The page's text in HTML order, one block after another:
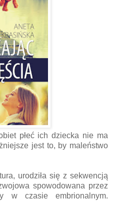
płeć ich dziecka nie ma
jest to, by maleństwo
urodziła się z sekwencją
spowodowana przez
w czasie embrionalnym.